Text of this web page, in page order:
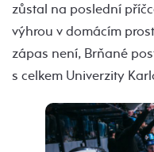
zůstal na poslední
výhrou v domácím
zápas není, Brňané
s celkem Univerzity